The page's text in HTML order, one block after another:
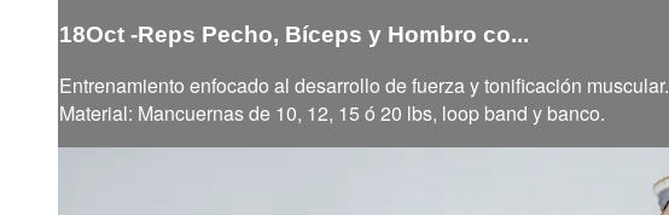
18Oct -Reps Pecho, Bíceps y Hombro co...
Entrenamiento enfocado al desarrollo de fuerza y tonificación muscular.
Material: Mancuernas de 10, 12, 15 ó 20 lbs, loop band y banco.